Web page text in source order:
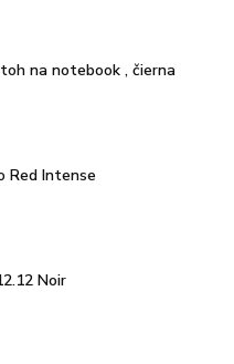
na notebook , čierna
Red Intense
Noir